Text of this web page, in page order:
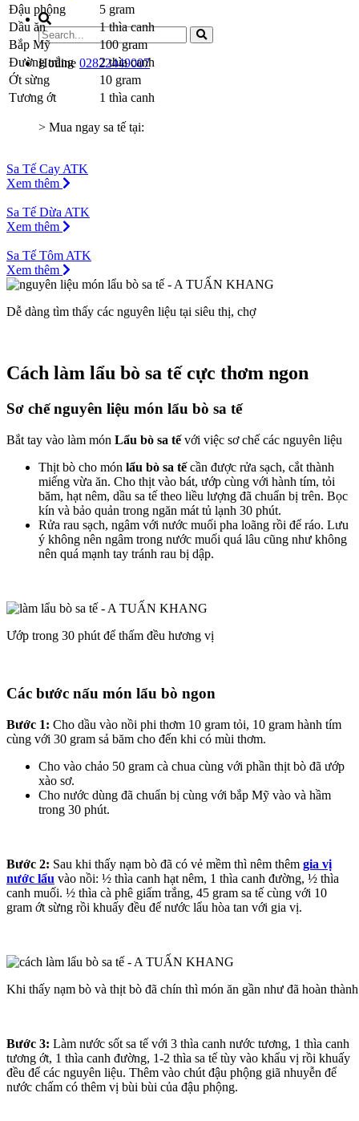
Hotline 02822449007
Đậu phộng
5 gram
Dầu ăn
1 thìa canh
Bắp Mỹ
100 gram
Đường trắng
2 thìa canh
Ớt sừng
10 gram
Tương ớt
1 thìa canh
> Mua ngay sa tế tại:
Sa Tế Cay ATK
Xem thêm
Sa Tế Dừa ATK
Xem thêm
Sa Tế Tôm ATK
Xem thêm
Dễ dàng tìm thấy các nguyên liệu tại siêu thị, chợ
Cách làm lẩu bò sa tế cực thơm ngon
Sơ chế nguyên liệu món lẩu bò sa tế
Bắt tay vào làm món Lẩu bò sa tếvới việc sơ chế các nguyên liệu
Thịt bò cho món lẩu bò sa tếcần được rửa sạch, cắt thành
miếng vừa ăn. Cho thịt vào bát, ướp cùng với hành tím, tỏi
băm, hạt nêm, dầu sa tế theo liều lượng đã chuẩn bị trên. Bọc
kín và bảo quản trong ngăn mát tủ lạnh 30 phút.
Rửa rau sạch, ngâm với nước muối pha loãng rồi để ráo. Lưu
ý không nên ngâm trong nước muối quá lâu cũng như không
nên quá mạnh tay tránh rau bị dập.
Ướp trong 30 phút để thấm đều hương vị
Các bước nấu món lẩu bò ngon
Bước 1: Cho dầu vào nồi phi thơm 10 gram tỏi, 10 gram hành tím
cùng với 30 gram sả băm cho đến khi có mùi thơm.
Cho vào chảo 50 gram cà chua cùng với phần thịt bò đã ướp
xào sơ.
Cho nước dùng đã chuẩn bị cùng với bắp Mỹ vào và hầm
trong 30 phút.
Bước 2: Sau khi thấy nạm bò đã có vẻ mềm thì nêm thêm gia vị
nước lẩu vào nồi: ½ thìa canh hạt nêm, 1 thìa canh đường, ½ thìa
canh muối. ½ thìa cà phê giấm trắng, 45 gram sa tế cùng với 10
gram ớt sừng rồi khuấy đều để nước lẩu hòa tan với gia vị.
Khi thấy nạm bò và thịt bò đã chín thì món ăn gần như đã hoàn thành
Bước 3: Làm nước sốt sa tế với 3 thìa canh nước tương, 1 thìa canh
tương ớt, 1 thìa canh đường, 1-2 thìa sa tế tùy vào khẩu vị rồi khuấy
đều để các nguyên liệu. Thêm vào chút đậu phộng giã nhuyễn để
nước chấm có thêm vị bùi bùi của đậu phộng.